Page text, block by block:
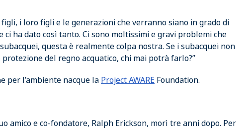
i loro figli e le generazioni che verranno siano in grado di
ci ha dato così tanto. Ci sono moltissimi e gravi problemi che
questa è realmente colpa nostra. Se i subacquei non
del regno acquatico, chi mai potrà farlo?”
per l’ambiente nacque la Project AWARE Foundation.
amico e co-fondatore, Ralph Erickson, morì tre anni dopo. Per